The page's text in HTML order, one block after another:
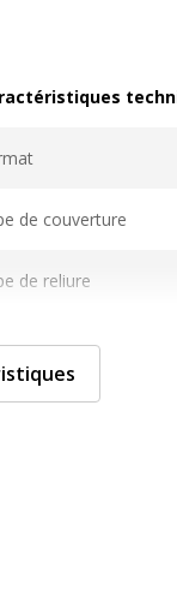
de couverture
de reliure